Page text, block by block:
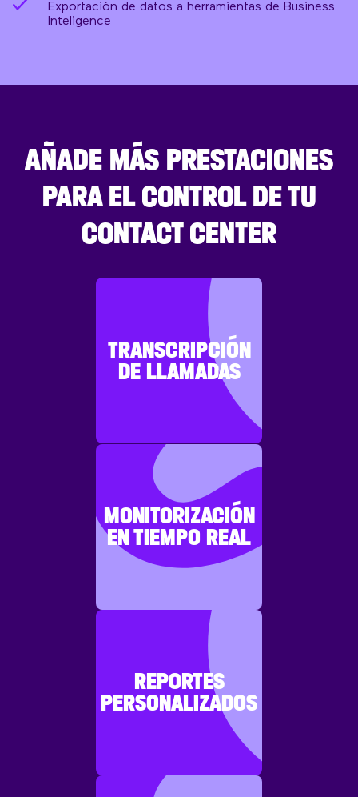
Exportación de datos a herramientas de Business
Inteligence
AÑADE MÁS PRESTACIONES
PARA EL CONTROL DE TU
CONTACT CENTER
TRANSCRIPCIÓN
DE LLAMADAS
MONITORIZACIÓN
EN TIEMPO REAL
REPORTES
PERSONALIZADOS